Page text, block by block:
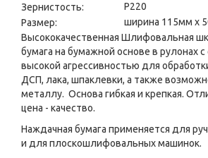
Зернистость:
P220
Размер:
ширина 115мм x
Высококачественная Шлифовальная
бумага на бумажной основе в рулонах
высокой агрессивностью для
ДСП, лака, шпаклевки, а также
металлу. Основа гибкая и крепкая.
цена - качество.
Наждачная бумага применяется для
и для плоскошлифовальных машинок.